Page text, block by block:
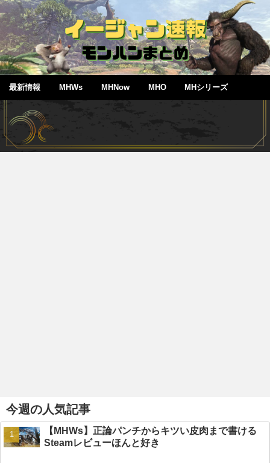
最新情報 MHWs MHNow MHO MHシリーズ
今週の人気記事
【MHWs】正論パンチからキツい皮肉まで書ける
Steamレビューほんと好き